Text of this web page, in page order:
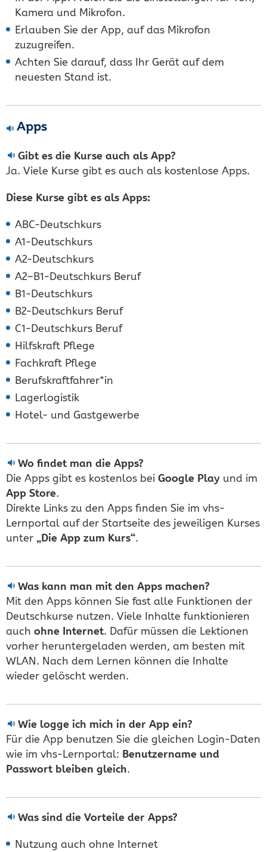
Kamera und Mikrofon.
Erlauben Sie der App, auf das Mikrofon
zuzugreifen.
Achten Sie darauf, dass Ihr Gerät auf dem
neuesten Stand ist.
Apps
Gibt es die Kurse auch als App?
Ja. Viele Kurse gibt es auch als kostenlose Apps.
Diese Kurse gibt es als Apps:
ABC-Deutschkurs
A1-Deutschkurs
A2-Deutschkurs
A2–B1-Deutschkurs Beruf
B1-Deutschkurs
B2-Deutschkurs Beruf
C1-Deutschkurs Beruf
Hilfskraft Pflege
Fachkraft Pflege
Berufskraftfahrer*in
Lagerlogistik
Hotel- und Gastgewerbe
Wo findet man die Apps?
Die Apps gibt es kostenlos bei Google Play und im
App Store.
Direkte Links zu den Apps finden Sie im vhs-
Lernportal auf der Startseite des jeweiligen Kurses
unter „Die App zum Kurs“.
Was kann man mit den Apps machen?
Mit den Apps können Sie fast alle Funktionen der
Deutschkurse nutzen. Viele Inhalte funktionieren
auch ohne Internet. Dafür müssen die Lektionen
vorher heruntergeladen werden, am besten mit
WLAN. Nach dem Lernen können die Inhalte
wieder gelöscht werden.
Wie logge ich mich in der App ein?
Für die App benutzen Sie die gleichen Login-Daten
wie im vhs-Lernportal: Benutzername und
Passwort bleiben gleich.
Was sind die Vorteile der Apps?
Nutzung auch ohne Internet